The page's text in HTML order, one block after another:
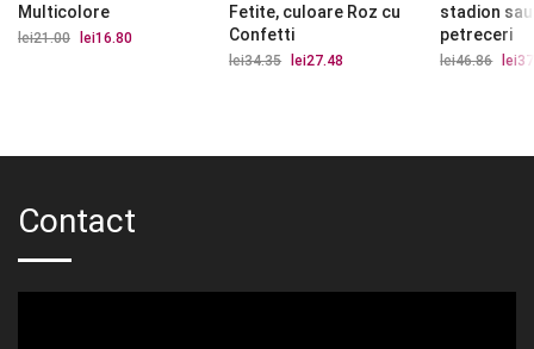
Multicolore
lei21.00
Prețul
lei16.80
Fetite, culoare Roz cu
Confetti
lei34.35
Prețul
lei27.48
stadion
petreceri
lei46.86 lei
Contact